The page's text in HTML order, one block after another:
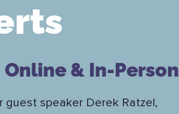
& In-Person
speaker Derek Ratzel,